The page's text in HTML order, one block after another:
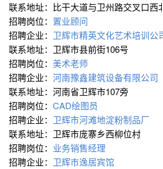
联系地址：比干大道与卫州路交叉口西
招聘岗位： 置业顾问
招聘企业： 卫辉市精英文化艺术培训公
联系地址：卫辉市县前街106号
招聘岗位： 美术老师
招聘企业： 河南豫鑫建筑设备有限公司
联系地址：河南省卫辉市107旁
招聘岗位： CAD绘图员
招聘企业： 卫辉市河滩地淀粉制品厂
联系地址：卫辉市庞寨乡西柳位村
招聘岗位： 业务销售经理
招聘企业： 卫辉市逸居宾馆